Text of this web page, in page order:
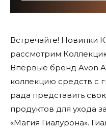
Встречайте! Новинки
рассмотрим
Впервые бренд Avon
коллекцию средств с
рада представить
продуктов для ухода
«Магия Гиалурона».